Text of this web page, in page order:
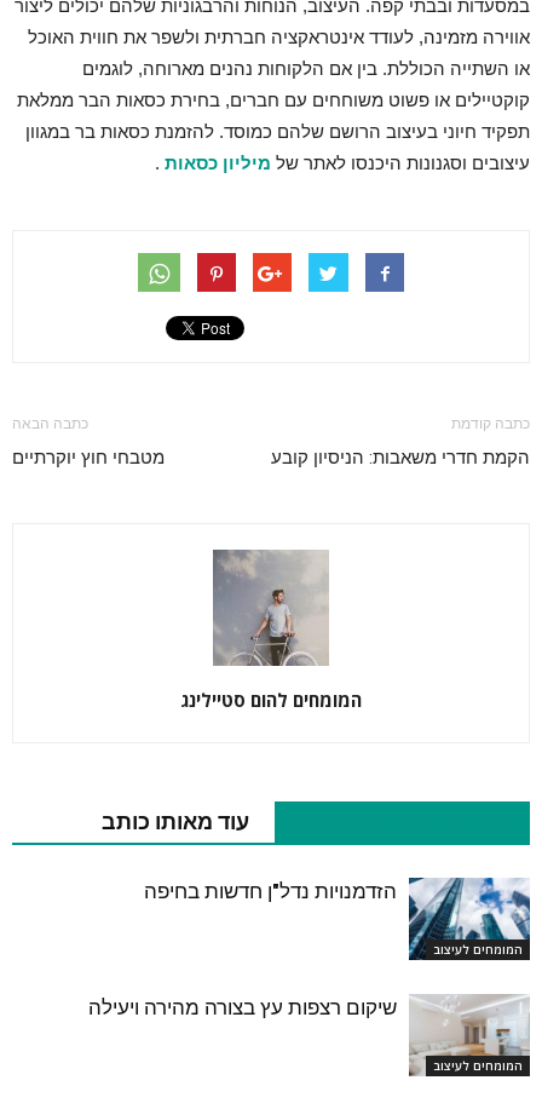
במסעדות ובבתי קפה. העיצוב, הנוחות והרבגוניות שלהם יכולים ליצור
אווירה מזמינה, לעודד אינטראקציה חברתית ולשפר את חווית האוכל
או השתייה הכוללת. בין אם הלקוחות נהנים מארוחה, לוגמים
קוקטיילים או פשוט משוחחים עם חברים, בחירת כסאות הבר ממלאת
תפקיד חיוני בעיצוב הרושם שלהם כמוסד. להזמנת כסאות בר במגוון
עיצובים וסגנונות היכנסו לאתר של מיליון כסאות .
כתבה קודמת
הקמת חדרי משאבות: הניסיון קובע
כתבה הבאה
מטבחי חוץ יוקרתיים
המומחים להום סטיילינג
עוד מאותו כותב
המומחים לעיצוב
הזדמנויות נדל"ן חדשות בחיפה
המומחים לעיצוב
שיקום רצפות עץ בצורה מהירה ויעילה